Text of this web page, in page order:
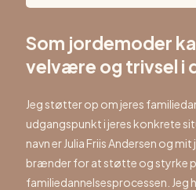
Som jordemoder
velvære og trivsel i
Jeg støtter op om jeres
udgangspunkt i jeres konkrete
navn er Julia Friis Andersen og
brænder for at støtte og styrke
familiedannelsesprocessen. Jeg